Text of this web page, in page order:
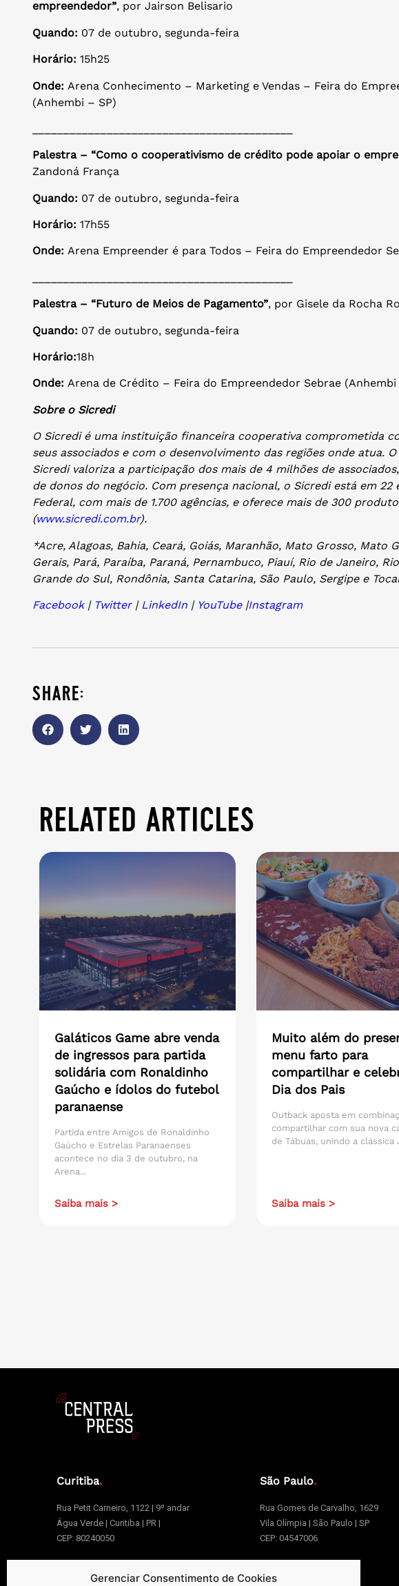
Gerenciar Consentimento de Cookies
empreendedor”, por Jairson Belisario
Quando: 07 de outubro, segunda-feira
Horário: 15h25
Onde: Arena Conhecimento – Marketing e Vendas – Feira do
(Anhembi – SP)
Palestra – “Como o cooperativismo de crédito pode apoiar o
Zandoná França
Quando: 07 de outubro, segunda-feira
Horário: 17h55
Onde: Arena Empreender é para Todos – Feira do Empreendedor
Palestra – “Futuro de Meios de Pagamento”, por Gisele da Rocha
Quando: 07 de outubro, segunda-feira
Horário:18h
Onde: Arena de Crédito – Feira do Empreendedor Sebrae (Anhembi
Sobre o Sicredi
O Sicredi é uma instituição financeira cooperativa comprometida
seus associados e com o desenvolvimento das regiões onde atua.
Sicredi valoriza a participação dos mais de 4 milhões de
de donos do negócio. Com presença nacional, o Sicredi está em
Federal, com mais de 1.700 agências, e oferece mais de 300
(www.sicredi.com.br).
*Acre, Alagoas, Bahia, Ceará, Goiás, Maranhão, Mato Grosso, Mato
Gerais, Pará, Paraíba, Paraná, Pernambuco, Piauí, Rio de Janeiro,
Grande do Sul, Rondônia, Santa Catarina, São Paulo, Sergipe e
Facebook| Twitter| LinkedIn | YouTube|Instagram
share:
related articles
Galáticos Game abre venda
de ingressos para partida
solidária com Ronaldinho
Gaúcho e ídolos do futebol
paranaense
Partida entre Amigos de Ronaldinho
Gaúcho e Estrelas Paranaenses
acontece no dia 3 de outubro, na
Arena...
Saiba mais >
Muito além do
menu farto para
compartilhar e
Dia dos Pais
Outback aposta em
compartilhar com sua nova
de Tábuas, unindo a clássica
Saiba mais >
Curitiba.
Rua Petit Carneiro, 1122 | 9º andar
Água Verde | Curitiba | PR |
CEP: 80240050
+55 41 99273-8999 | +55 41 3026-2610
São Paulo.
Rua Gomes de Carvalho, 1629
Vila Olímpia | São Paulo | SP
CEP: 04547006